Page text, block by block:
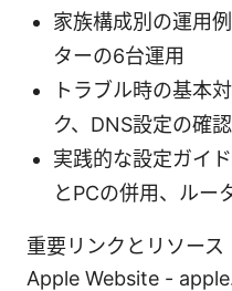
家族構成別の運用
ターの6台運用
トラブル時の基本
ク、DNS設定の確認
実践的な設定ガイ
とPCの併用、ルー
重要リンクとリソース
Apple Website -